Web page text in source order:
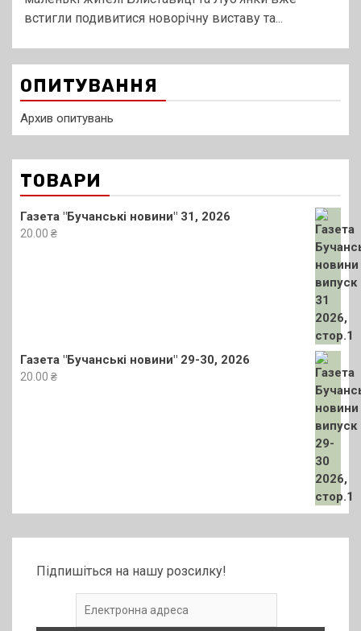
встигли подивитися новорічну виставу та...
ОПИТУВАННЯ
Архив опитувань
ТОВАРИ
Газета "Бучанські новини" 31, 2026
20.00 ₴
Газета "Бучанські новини" 29-30, 2026
20.00 ₴
Підпишіться на нашу розсилку!